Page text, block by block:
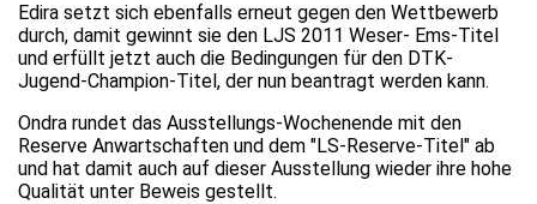
Edira setzt sich ebenfalls erneut gegen den Wettbewerb
durch, damit gewinnt sie den LJS 2011 Weser- Ems-Titel
und erfüllt jetzt auch die Bedingungen für den DTK-
Jugend-Champion-Titel, der nun beantragt werden kann.
Ondra rundet das Ausstellungs-Wochenende mit den
Reserve Anwartschaften und dem "LS-Reserve-Titel" ab
und hat damit auch auf dieser Ausstellung wieder ihre hohe
Qualität unter Beweis gestellt.